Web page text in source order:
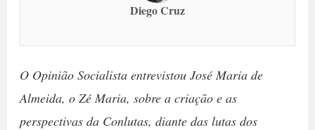
Diego Cruz
O Opinião Socialista entrevistou José Maria de
Almeida, o Zé Maria, sobre a criação e as
perspectivas da Conlutas, diante das lutas dos